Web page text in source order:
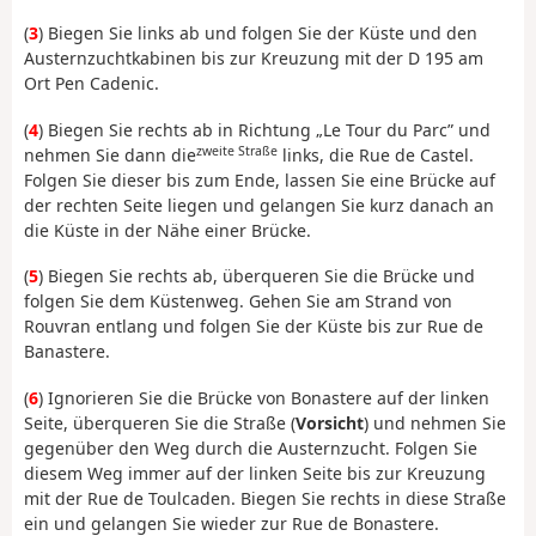
(3) Biegen Sie links ab und folgen Sie der Küste und den
Austernzuchtkabinen bis zur Kreuzung mit der D 195 am
Ort Pen Cadenic.
(4) Biegen Sie rechts ab in Richtung „Le Tour du Parc” und
nehmen Sie dann diezweite Straße links, die Rue de Castel.
Folgen Sie dieser bis zum Ende, lassen Sie eine Brücke auf
der rechten Seite liegen und gelangen Sie kurz danach an
die Küste in der Nähe einer Brücke.
(5) Biegen Sie rechts ab, überqueren Sie die Brücke und
folgen Sie dem Küstenweg. Gehen Sie am Strand von
Rouvran entlang und folgen Sie der Küste bis zur Rue de
Banastere.
(6) Ignorieren Sie die Brücke von Bonastere auf der linken
Seite, überqueren Sie die Straße (Vorsicht) und nehmen Sie
gegenüber den Weg durch die Austernzucht. Folgen Sie
diesem Weg immer auf der linken Seite bis zur Kreuzung
mit der Rue de Toulcaden. Biegen Sie rechts in diese Straße
ein und gelangen Sie wieder zur Rue de Bonastere.